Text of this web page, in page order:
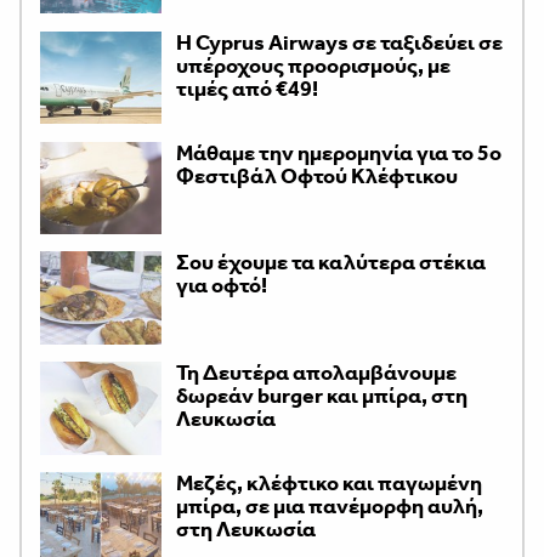
H Cyprus Airways σε ταξιδεύει σε
υπέροχους προορισμούς, με
τιμές από €49!
Μάθαμε την ημερομηνία για το 5ο
Φεστιβάλ Οφτού Κλέφτικου
Σου έχουμε τα καλύτερα στέκια
για οφτό!
Τη Δευτέρα απολαμβάνουμε
δωρεάν burger και μπίρα, στη
Λευκωσία
Μεζές, κλέφτικο και παγωμένη
μπίρα, σε μια πανέμορφη αυλή,
στη Λευκωσία